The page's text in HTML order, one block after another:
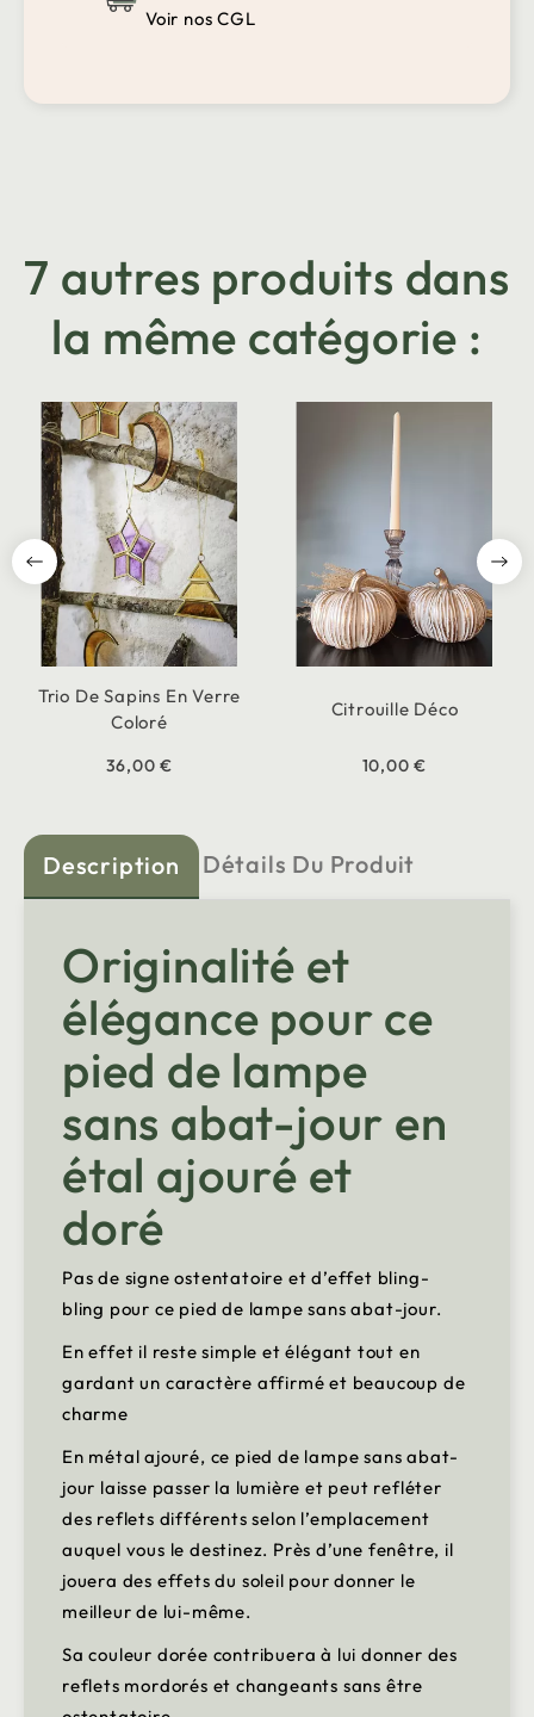
Voir nos CGL
7 autres produits dans
la même catégorie :
Trio De Sapins En Verre
Coloré
36,00 €
Citrouille Déco
10,00 €
Description Détails Du Produit
Originalité et
élégance pour ce
pied de lampe
sans abat-jour en
étal ajouré et
doré
Pas de signe ostentatoire et d’effet bling-
bling pour ce pied de lampe sans abat-jour.
En effet il reste simple et élégant tout en
gardant un caractère affirmé et beaucoup de
charme
En métal ajouré, ce pied de lampe sans abat-
jour laisse passer la lumière et peut refléter
des reflets différents selon l’emplacement
auquel vous le destinez. Près d’une fenêtre, il
jouera des effets du soleil pour donner le
meilleur de lui-même.
Sa couleur dorée contribuera à lui donner des
reflets mordorés et changeants sans être